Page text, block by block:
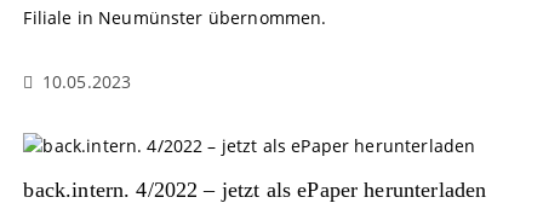
Filiale in Neumünster übernommen.
10.05.2023
back.intern. 4/2022 – jetzt als ePaper herunterladen